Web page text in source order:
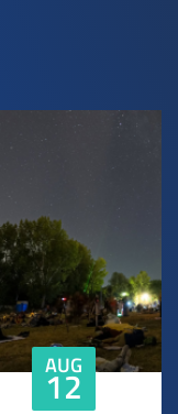
AUG
12